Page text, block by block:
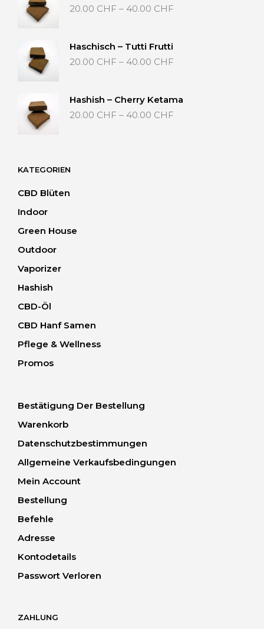
20.00 CHF – 40.00 CHF
Haschisch – Tutti Frutti
20.00 CHF – 40.00 CHF
Hashish – Cherry Ketama
20.00 CHF – 40.00 CHF
KATEGORIEN
CBD Blüten
Indoor
Green House
Outdoor
Vaporizer
Hashish
CBD-Öl
CBD Hanf Samen
Pflege & Wellness
Promos
Bestätigung Der Bestellung
Warenkorb
Datenschutzbestimmungen
Allgemeine Verkaufsbedingungen
Mein Account
Bestellung
Befehle
Adresse
Kontodetails
Passwort Verloren
ZAHLUNG